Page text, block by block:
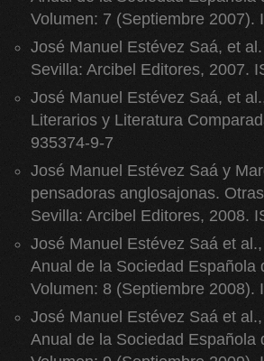
Volumen: 7 (Septiembre 2007).
José Manuel Estévez Saá, et
Sevilla: Arcibel Editores, 2007.
José Manuel Estévez Saá, et
Literarios y Literatura
935374-9-7
José Manuel Estévez Saá y
pensadoras anglosajonas.
Sevilla: Arcibel Editores, 2008.
José Manuel Estévez Saá et
Anual de la Sociedad
Volumen: 8 (Septiembre 2008).
José Manuel Estévez Saá et
Anual de la Sociedad